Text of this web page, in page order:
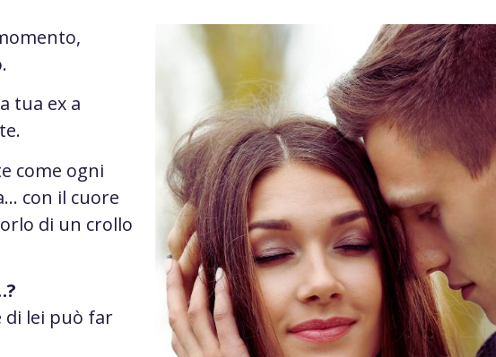
tua ex a
come ogni
con il cuore
di un crollo
di lei può far